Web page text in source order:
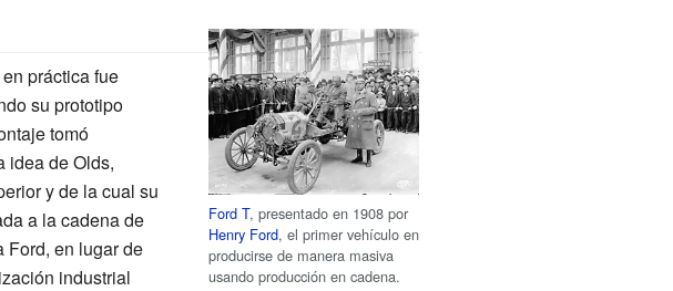
Ford T, presentado en 1908 por
Henry Ford, el primer vehículo en
producirse de manera masiva
usando producción en cadena.
práctica fue
su prototipo
tomó
idea de Olds,
y de la cual su
a la cadena de
Ford, en lugar de
industrial